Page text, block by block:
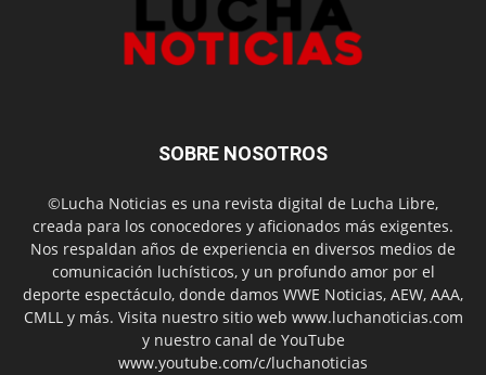
SOBRE NOSOTROS
©Lucha Noticias es una revista digital de Lucha Libre,
creada para los conocedores y aficionados más exigentes.
Nos respaldan años de experiencia en diversos medios de
comunicación luchísticos, y un profundo amor por el
deporte espectáculo, donde damos WWE Noticias, AEW, AAA,
CMLL y más. Visita nuestro sitio web www.luchanoticias.com
y nuestro canal de YouTube
www.youtube.com/c/luchanoticias